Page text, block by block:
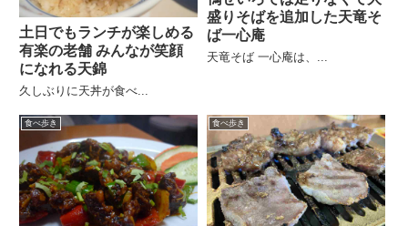
土日でもランチが楽しめる
有楽の老舗 みんなが笑顔
になれる天錦
久しぶりに天丼が食べ...
盛りそばを追加した天竜そ
ば一心庵
天竜そば 一心庵は、...
食べ歩き 食べ歩き